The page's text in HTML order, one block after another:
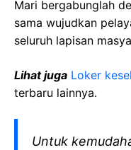
Mari bergabunglah
sama wujudkan
seluruh lapisan
Lihat juga Loker
terbaru lainnya.
Untuk